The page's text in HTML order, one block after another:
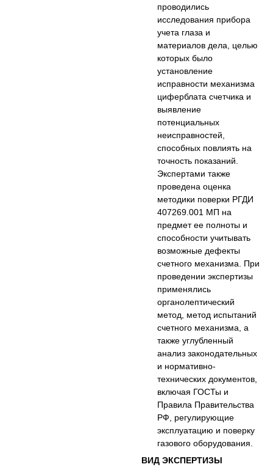
проводились
исследования прибора
учета глаза и
материалов дела, целью
которых было
установление
исправности механизма
циферблата счетчика и
выявление
потенциальных
неисправностей,
способных повлиять на
точность показаний.
Экспертами также
проведена оценка
методики поверки РГДИ
407269.001 МП на
предмет ее полноты и
способности учитывать
возможные дефекты
счетного механизма. При
проведении экспертизы
применялись
органолептический
метод, метод испытаний
счетного механизма, а
также углубленный
анализ законодательных
и нормативно-
технических документов,
включая ГОСТы и
Правила Правительства
РФ, регулирующие
эксплуатацию и поверку
газового оборудования.
ВИД ЭКСПЕРТИЗЫ